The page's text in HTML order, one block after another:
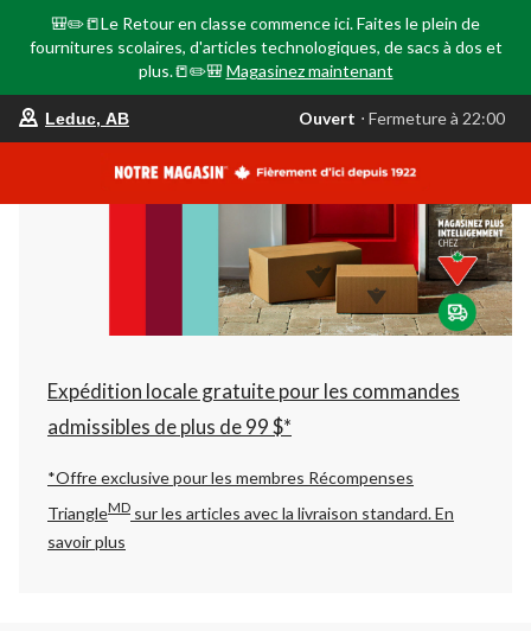
🎒✏️📒Le Retour en classe commence ici. Faites le plein de
fournitures scolaires, d'articles technologiques, de sacs à dos et
plus.📒✏️🎒 Magasinez maintenant
votre
est
AB,
Ouvert,
Fermeture
à
22:00
changer
Leduc, AB Ouvert ⋅ Fermeture à 22:00
Expédition locale gratuite pour les commandes
admissibles de plus de 99 $*
*Offre exclusive pour les membres Récompenses
TriangleMD sur les articles avec la livraison standard.En
savoir plus